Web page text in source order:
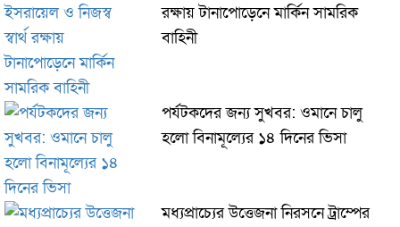
রক্ষায় টানাপোড়েনে মার্কিন সামরিক
বাহিনী
পর্যটকদের জন্য সুখবর: ওমানে চালু
হলো বিনামূল্যের ১৪ দিনের ভিসা
মধ্যপ্রাচ্যের উত্তেজনা নিরসনে ট্রাম্পের